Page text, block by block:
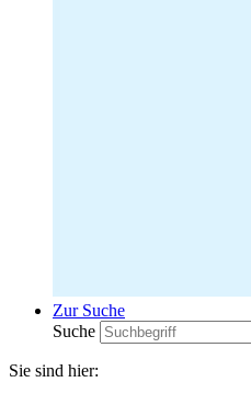
Zur Suche
Suche
Sie sind hier: